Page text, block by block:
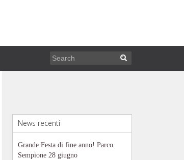
News recenti
Grande Festa di fine anno! Parco
Sempione 28 giugno